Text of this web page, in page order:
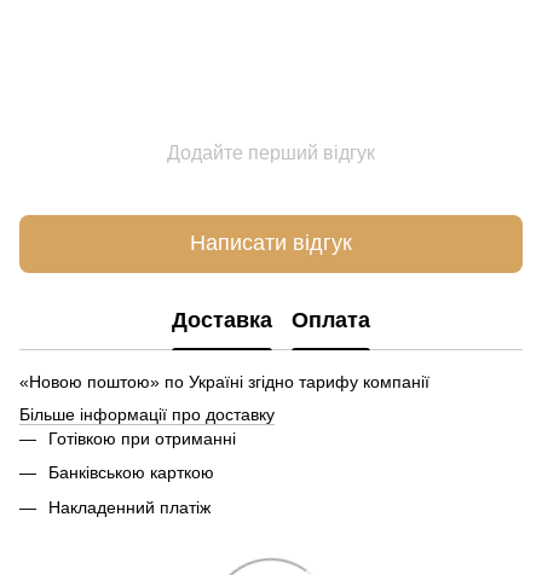
Додайте перший відгук
Написати відгук
Доставка Оплата
«Новою поштою» по Україні згідно тарифу компанії
Більше інформації про доставку
Готівкою при отриманні
Банківською карткою
Накладенний платіж